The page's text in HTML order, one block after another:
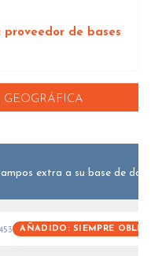
de bases
extra a su base de datos.
AÑADIDO: SIEMPRE